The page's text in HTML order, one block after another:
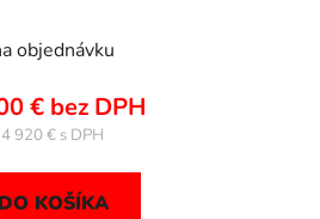
objednávku
€ bez DPH
4 920 €
DO KOŠÍKA